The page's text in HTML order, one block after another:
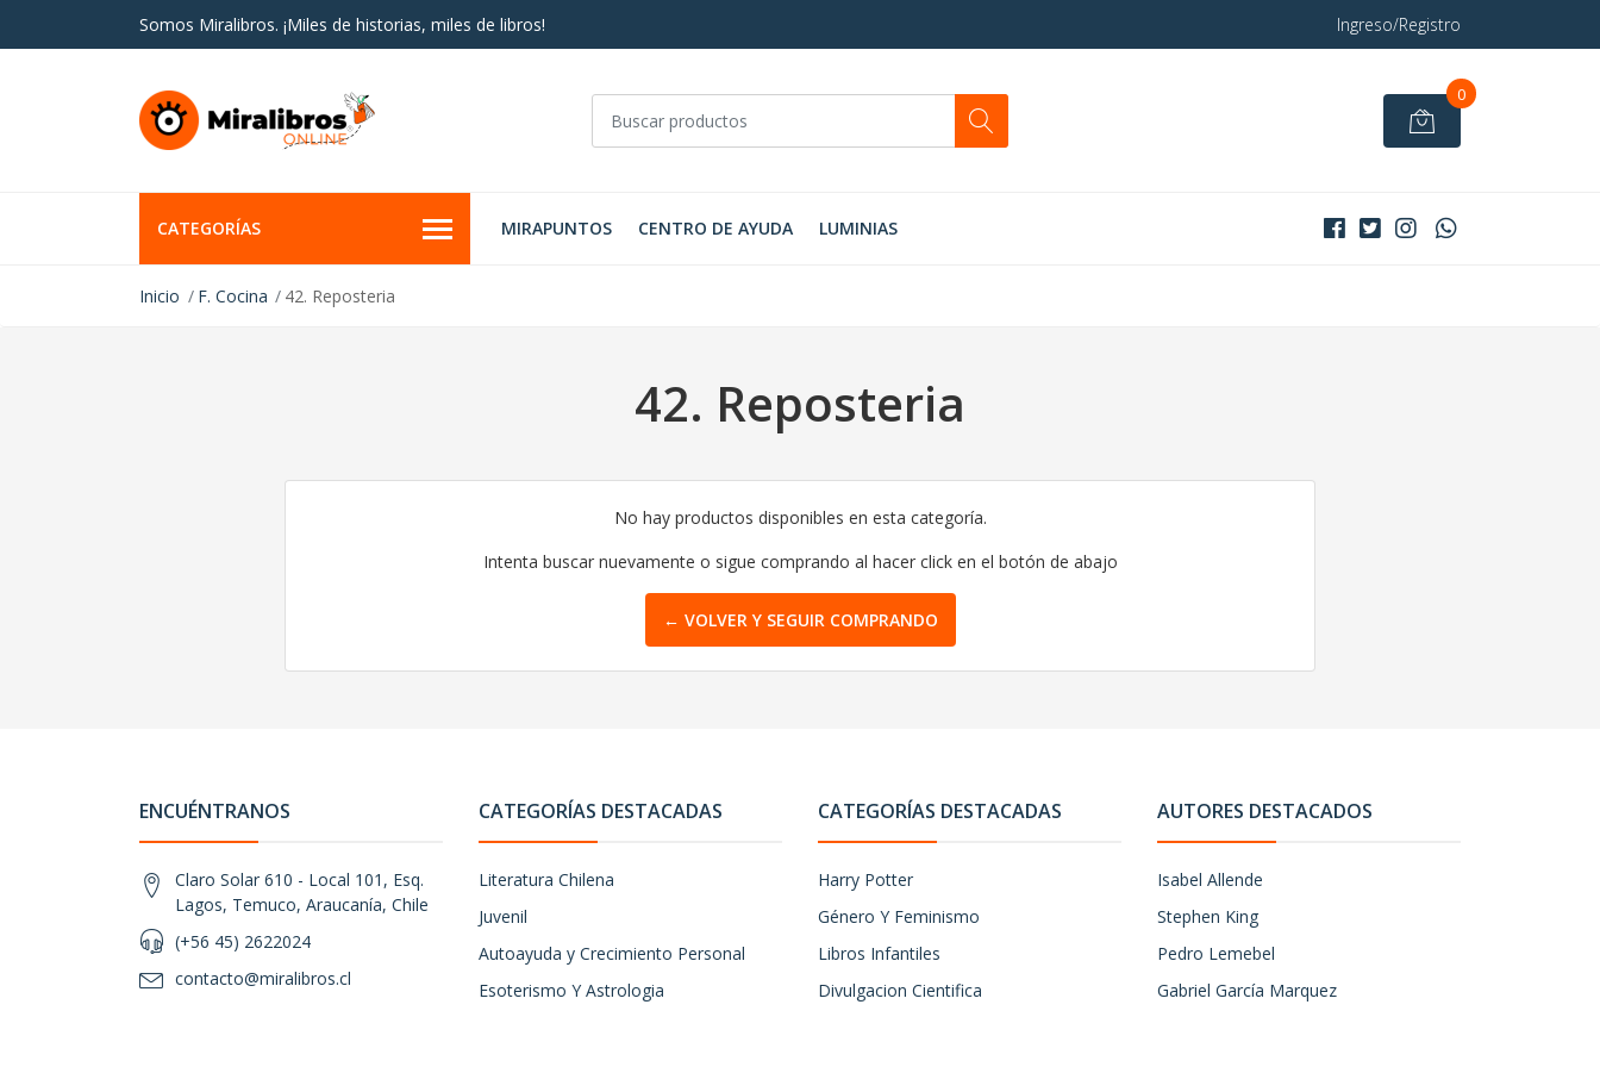
Somos Miralibros. ¡Miles de historias, miles de libros! Ingreso/Registro
0
CATEGORÍAS MIRAPUNTOS CENTRO DE AYUDA LUMINIAS
Inicio F. Cocina 42. Reposteria
42. Reposteria
No hay productos disponibles en esta categoría.
Intenta buscar nuevamente o sigue comprando al hacer click en el botón de abajo
← VOLVER Y SEGUIR COMPRANDO
ENCUÉNTRANOS
Claro Solar 610 - Local 101, Esq.
Lagos, Temuco, Araucanía, Chile
(+56 45) 2622024
contacto@miralibros.cl
CATEGORÍAS DESTACADAS
Literatura Chilena
Juvenil
Autoayuda y Crecimiento Personal
Esoterismo Y Astrologia
CATEGORÍAS DESTACADAS
Harry Potter
Género Y Feminismo
Libros Infantiles
Divulgacion Cientifica
AUTORES DESTACADOS
Isabel Allende
Stephen King
Pedro Lemebel
Gabriel García Marquez